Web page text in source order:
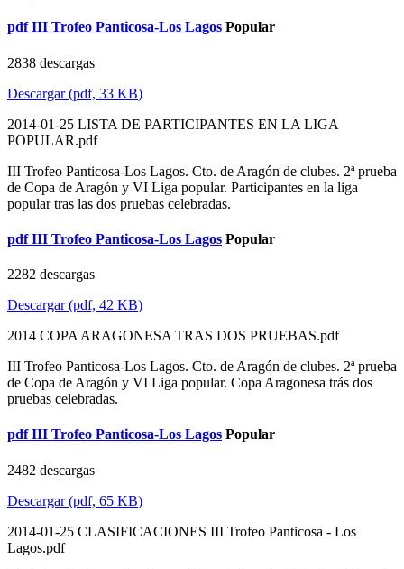
pdf III Trofeo Panticosa-Los Lagos Popular
2838 descargas
Descargar(pdf, 33 KB)
2014-01-25 LISTA DE PARTICIPANTES EN LA LIGA
POPULAR.pdf
III Trofeo Panticosa-Los Lagos. Cto. de Aragón de clubes. 2ª prueba
de Copa de Aragón y VI Liga popular. Participantes en la liga
popular tras las dos pruebas celebradas.
pdf III Trofeo Panticosa-Los Lagos Popular
2282 descargas
Descargar(pdf, 42 KB)
2014 COPA ARAGONESA TRAS DOS PRUEBAS.pdf
III Trofeo Panticosa-Los Lagos. Cto. de Aragón de clubes. 2ª prueba
de Copa de Aragón y VI Liga popular. Copa Aragonesa trás dos
pruebas celebradas.
pdf III Trofeo Panticosa-Los Lagos Popular
2482 descargas
Descargar(pdf, 65 KB)
2014-01-25 CLASIFICACIONES III Trofeo Panticosa - Los
Lagos.pdf